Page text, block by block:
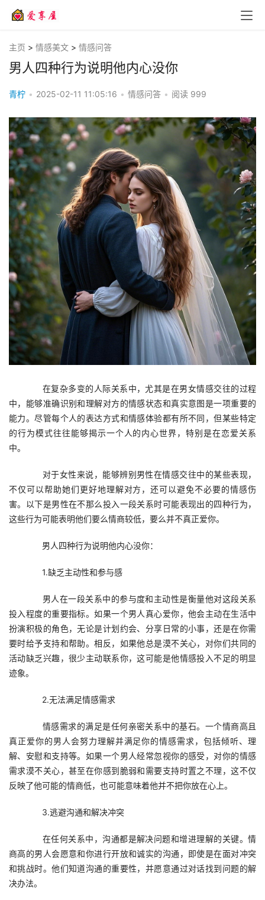
主页 > 情感美文 > 情感问答
男人四种行为说明他内心没你
青柠 • 2025-02-11 11:05:16 • 情感问答 • 阅读 999
在复杂多变的人际关系中，尤其是在男女情感交往的过程
中，能够准确识别和理解对方的情感状态和真实意图是一项重要的
能力。尽管每个人的表达方式和情感体验都有所不同，但某些特定
的行为模式往往能够揭示一个人的内心世界，特别是在恋爱关系
中。
对于女性来说，能够辨别男性在情感交往中的某些表现，
不仅可以帮助她们更好地理解对方，还可以避免不必要的情感伤
害。以下是男性在不那么投入一段关系时可能表现出的四种行为，
这些行为可能表明他们要么情商较低，要么并不真正爱你。
男人四种行为说明他内心没你：
1.缺乏主动性和参与感
男人在一段关系中的参与度和主动性是衡量他对这段关系
投入程度的重要指标。如果一个男人真心爱你，他会主动在生活中
扮演积极的角色，无论是计划约会、分享日常的小事，还是在你需
要时给予支持和帮助。相反，如果他总是漠不关心，对你们共同的
活动缺乏兴趣，很少主动联系你，这可能是他情感投入不足的明显
迹象。
2.无法满足情感需求
情感需求的满足是任何亲密关系中的基石。一个情商高且
真正爱你的男人会努力理解并满足你的情感需求，包括倾听、理
解、安慰和支持等。如果一个男人经常忽视你的感受，对你的情感
需求漠不关心，甚至在你感到脆弱和需要支持时置之不理，这不仅
反映了他可能的情商低，也可能意味着他并不把你放在心上。
3.逃避沟通和解决冲突
在任何关系中，沟通都是解决问题和增进理解的关键。情
商高的男人会愿意和你进行开放和诚实的沟通，即使是在面对冲突
和挑战时。他们知道沟通的重要性，并愿意通过对话找到问题的解
决办法。